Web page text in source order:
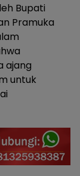
Bupati
Pramuka
ajang
untuk